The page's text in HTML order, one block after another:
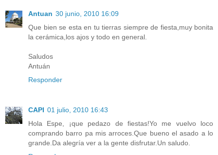
Antuan 30 junio, 2010 16:09
Que bien se esta en tu tierras siempre de fiesta,muy bonita
la cerámica,los ajos y todo en general.
Saludos
Antuán
Responder
CAPI 01 julio, 2010 16:43
Hola Espe, ¡que pedazo de fiestas!Yo me vuelvo loco
comprando barro pa mis arroces.Que bueno el asado a lo
grande.Da alegría ver a la gente disfrutar.Un saludo.